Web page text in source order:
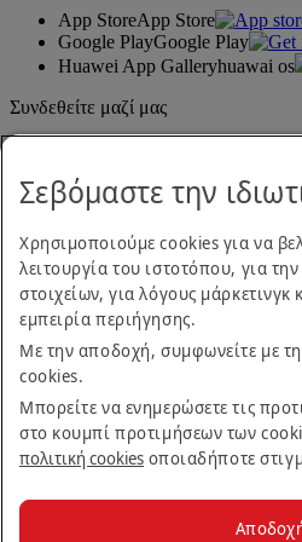
App StoreApp Store
Google PlayGoogle Play
Huawei App Galleryhuawai os
Συνδεθείτε μαζί μας
Δήλωση προσβασιμότητας
Επικοινωνήστε μαζί μας
Πολιτική απορρήτου
Όροι και προϋποθέσεις
Πολιτική cookies
Ασφάλεια στον κυβερνοχώρο
Σεβόμαστε την
Χρησιμοποιούμε cookies για να
λειτουργία του ιστοτόπου, για
στοιχείων, για λόγους μάρκετινγκ
εμπειρία περιήγησης.
Με την αποδοχή, συμφωνείτε με
cookies.
Μπορείτε να ενημερώσετε τις
στο κουμπί προτιμήσεων των
πολιτική cookies οποιαδήποτε